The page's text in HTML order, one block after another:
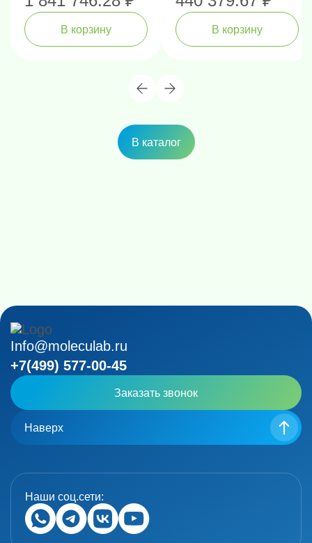
В корзину В корзину
В каталог
Info@moleculab.ru
+7(499) 577-00-45
Заказать звонок
Наверх
Наши соц.сети: